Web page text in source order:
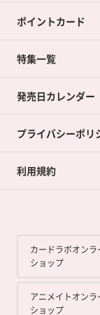
店舗買取について
ネット買取について
買取承諾書について
ポイントカード
ポイントカードTOP
ポイント交換景品
特集一覧
発売日カレンダー
プライバシーポリ
利用規約
カードラボオンラ
ショップ
アニメイトオンラ
ショップ